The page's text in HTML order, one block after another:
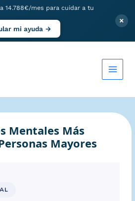
14.788€/mes para cuidar a tu
mi ayuda →
×
Mentales Más
Mayores